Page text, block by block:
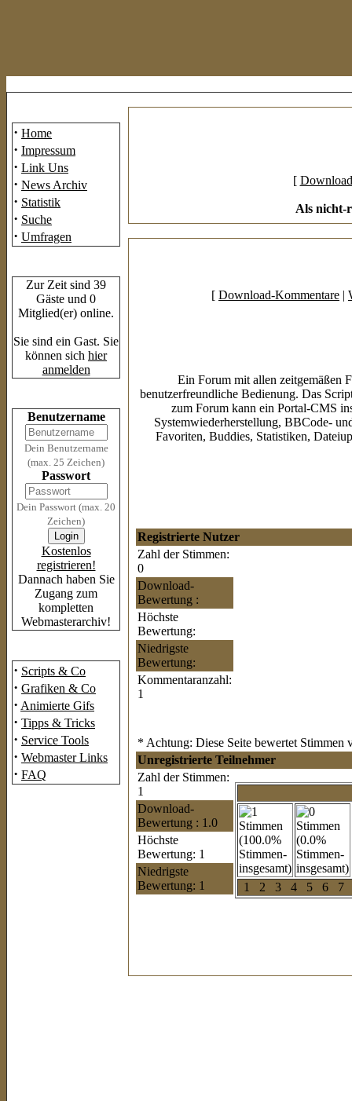
· Home
· Impressum
· Link Uns
· News Archiv
· Statistik
· Suche
· Umfragen
Zur Zeit sind 39
Gäste und 0
Mitglied(er) online.
Sie sind ein Gast. Sie
können sich hier
anmelden
Benutzername
Dein Benutzername
(max. 25 Zeichen)
Passwort
Dein Passwort (max. 20
Zeichen)
Kostenlos
registrieren!
Dannach haben Sie
Zugang zum
kompletten
Webmasterarchiv!
· Scripts & Co
· Grafiken & Co
· Animierte Gifs
· Tipps & Tricks
· Service Tools
· Webmaster Links
· FAQ
[
Als nicht-
[ Download-Kommentare |
Ein Forum mit allen zeitgemäßen
benutzerfreundliche Bedienung. Das
zum Forum kann ein Portal-CMS
Systemwiederherstellung, BBCode-
Favoriten, Buddies, Statistiken,
Registrierte Nutzer
Zahl der Stimmen:
0
Download-
Bewertung :
Höchste
Bewertung:
Niedrigste
Bewertung:
Kommentaranzahl:
1
* Achtung: Diese Seite bewertet Stimmen
Unregistrierte Teilnehmer
Zahl der Stimmen:
1
1 2 3 4 5 6 7
Download-
Bewertung : 1.0
Höchste
Bewertung: 1
Niedrigste
Bewertung: 1